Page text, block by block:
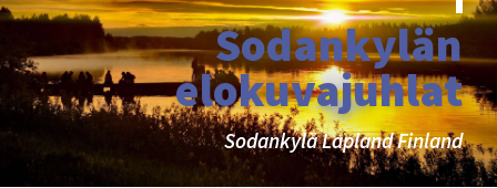
Sodankylän
elokuvajuhlat
Sodankylä Lapland Finland